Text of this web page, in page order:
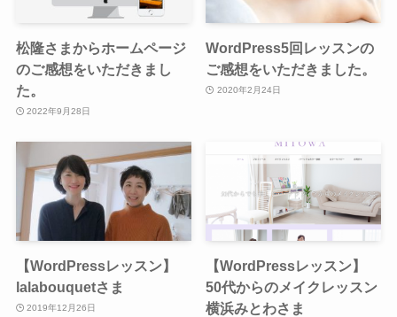
松隆さまからホームページ
のご感想をいただきまし
た。
2022年9月28日
WordPress5回レッスンの
ご感想をいただきました。
2020年2月24日
【WordPressレッスン】
lalabouquetさま
2019年12月26日
【WordPressレッスン】
50代からのメイクレッスン
横浜みとわさま